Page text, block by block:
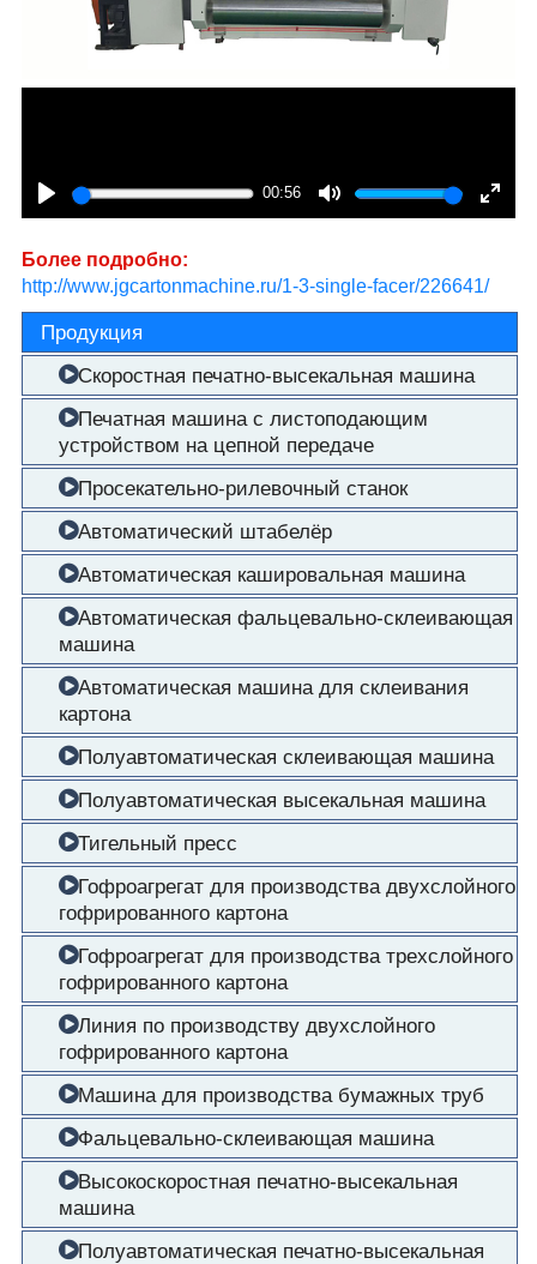
Play
00:56
Mute
Enter
Более подробно:
http://www.jgcartonmachine.ru/1-3-single-facer/226641/
Продукция
Скоростная печатно-высекальная машина
Печатная машина с листоподающим
устройством на цепной передаче
Просекательно-рилевочный станок
Автоматический штабелёр
Автоматическая кашировальная машина
Автоматическая фальцевально-склеивающая
машина
Автоматическая машина для склеивания
картона
Полуавтоматическая склеивающая машина
Полуавтоматическая высекальная машина
Тигельный пресс
Гофроагрегат для производства двухслойного
гофрированного картона
Гофроагрегат для производства трехслойного
гофрированного картона
Линия по производству двухслойного
гофрированного картона
Машина для производства бумажных труб
Фальцевально-склеивающая машина
Высокоскоростная печатно-высекальная
машина
Полуавтоматическая печатно-высекальная